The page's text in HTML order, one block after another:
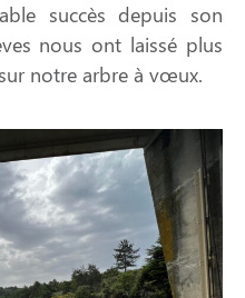
succès depuis son
nous ont laissé plus
notre arbre à vœux.